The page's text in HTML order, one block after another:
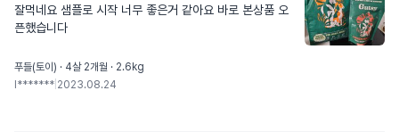
잘먹네요 샘플로 시작 너무 좋은거 같아요 바로 본상품 오
픈했습니다
푸들(토이) · 4살 2개월 · 2.6kg
l******* 2023.08.24